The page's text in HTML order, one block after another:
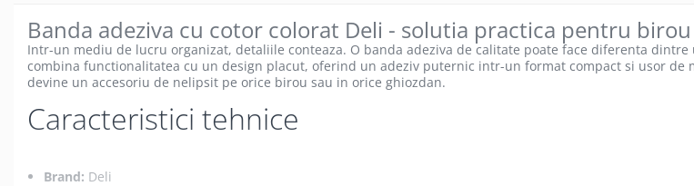
Mouse Pad Gaming
Tastatura Gaming
Accesorii IT
Cooler laptop
Accesorii monitoare
Banda adeziva cu cotor colorat Deli - solutia practica pentru birou
Intr-un mediu de lucru organizat, detaliile conteaza. O banda adeziva de calitate poate face diferenta
combina functionalitatea cu un design placut, oferind un adeziv puternic intr-un format compact si usor de
devine un accesoriu de nelipsit pe orice birou sau in orice ghiozdan.
Caracteristici tehnice
Brand: Deli